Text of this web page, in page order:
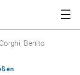
Corghi, Benito